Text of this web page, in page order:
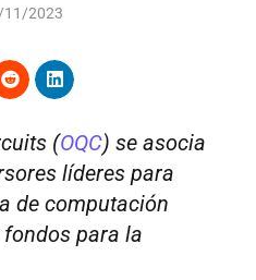
11/2023
(OQC) se asocia
líderes para
de computación
para la